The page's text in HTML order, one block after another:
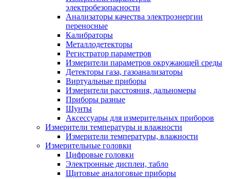
электробезопасности
Анализаторы качества электроэнергии
переносные
Калибраторы
Металлодетекторы
Регистратор параметров
Измерители параметров окружающей среды
Детекторы газа, газоанализаторы
Виртуальные приборы
Измерители расстояния, дальномеры
Приборы разные
Шунты
Аксессуары для измерительных приборов
Измерители температуры и влажности
Измерители температуры, влажности
Измерительные головки
Цифровые головки
Электронные дисплеи, табло
Щитовые аналоговые приборы